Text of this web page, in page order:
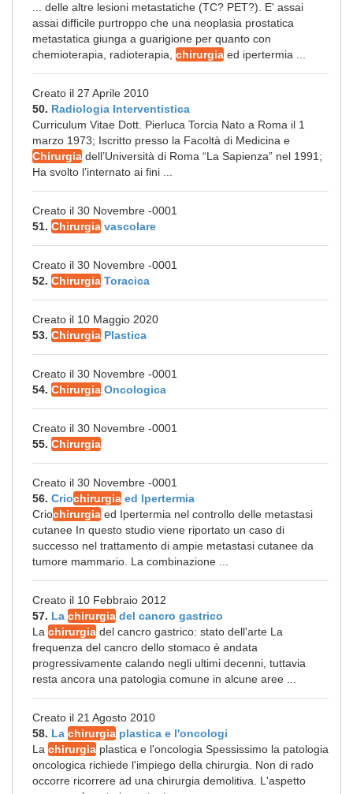
... delle altre lesioni metastatiche (TC? PET?). E' assai
assai difficile purtroppo che una neoplasia prostatica
metastatica giunga a guarigione per quanto con
chemioterapia, radioterapia, chirurgia ed ipertermia ...
Creato il 27 Aprile 2010
50. Radiologia Interventistica
Curriculum Vitae Dott. Pierluca Torcia Nato a Roma il 1
marzo 1973; Iscritto presso la Facoltà di Medicina e
Chirurgia dell’Università di Roma “La Sapienza” nel 1991;
Ha svolto l’internato ai fini ...
Creato il 30 Novembre -0001
51. Chirurgia vascolare
Creato il 30 Novembre -0001
52. Chirurgia Toracica
Creato il 10 Maggio 2020
53. Chirurgia Plastica
Creato il 30 Novembre -0001
54. Chirurgia Oncologica
Creato il 30 Novembre -0001
55. Chirurgia
Creato il 30 Novembre -0001
56. Criochirurgia ed Ipertermia
Criochirurgia ed Ipertermia nel controllo delle metastasi
cutanee In questo studio viene riportato un caso di
successo nel trattamento di ampie metastasi cutanee da
tumore mammario. La combinazione ...
Creato il 10 Febbraio 2012
57. La chirurgia del cancro gastrico
La chirurgia del cancro gastrico: stato dell'arte La
frequenza del cancro dello stomaco è andata
progressivamente calando negli ultimi decenni, tuttavia
resta ancora una patologia comune in alcune aree ...
Creato il 21 Agosto 2010
58. La chirurgia plastica e l'oncologi
La chirurgia plastica e l'oncologia Spessissimo la patologia
oncologica richiede l'impiego della chirurgia. Non di rado
occorre ricorrere ad una chirurgia demolitiva. L'aspetto